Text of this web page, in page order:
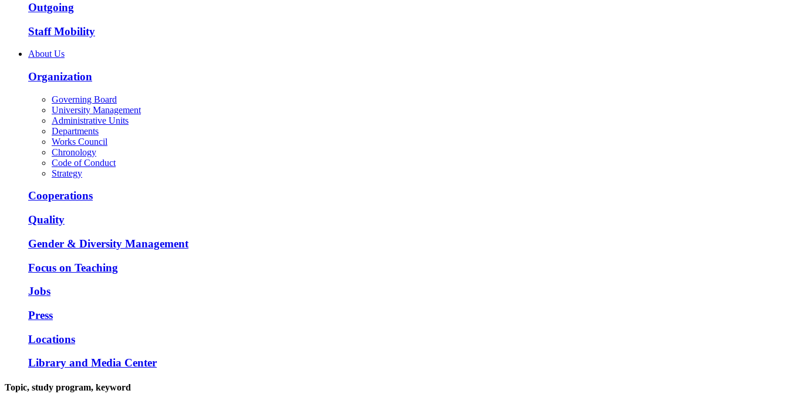
Outgoing
Staff Mobility
About Us
Organization
Governing Board
University Management
Administrative Units
Departments
Works Council
Chronology
Code of Conduct
Strategy
Cooperations
Quality
Gender & Diversity Management
Focus on Teaching
Jobs
Press
Locations
Library and Media Center
Topic, study program, keyword